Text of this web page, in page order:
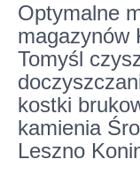
Optymalne
magazynów
Tomyśl
kostki
kamienia
Leszno